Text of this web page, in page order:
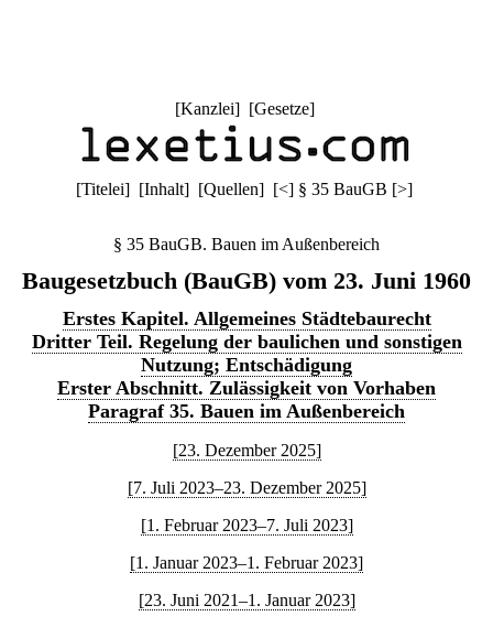
[Kanzlei] [Gesetze]
[Titelei] [Inhalt] [Quellen] [<] § 35 BauGB [>]
§ 35 BauGB. Bauen im Außenbereich
Baugesetzbuch (BauGB) vom 23. Juni 1960
Erstes Kapitel. Allgemeines Städtebaurecht
Dritter Teil. Regelung der baulichen und sonstigen
Nutzung; Entschädigung
Erster Abschnitt. Zulässigkeit von Vorhaben
Paragraf 35. Bauen im Außenbereich
[23. Dezember 2025]
[7. Juli 2023–23. Dezember 2025]
[1. Februar 2023–7. Juli 2023]
[1. Januar 2023–1. Februar 2023]
[23. Juni 2021–1. Januar 2023]